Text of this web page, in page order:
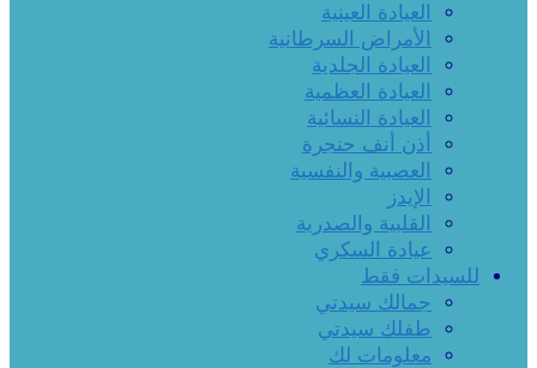
العيادة العينية
الأمراض السرطانية
العيادة الجلدية
العيادة العظمية
العيادة النسائية
أذن أنف حنجرة
العصبية والنفسية
الإيدز
القلبية والصدرية
عيادة السكري
للسيدات فقط
جمالك سيدتي
طفلك سيدتي
معلومات لك